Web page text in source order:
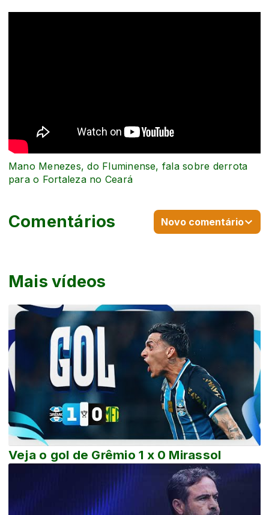
Mais vídeos
Veja o gol de Grêmio 1 x 0 Mirassol
Mano Menezes, do Fluminense, fala sobre derrota
para o Fortaleza no Ceará
Comentários Novo comentário